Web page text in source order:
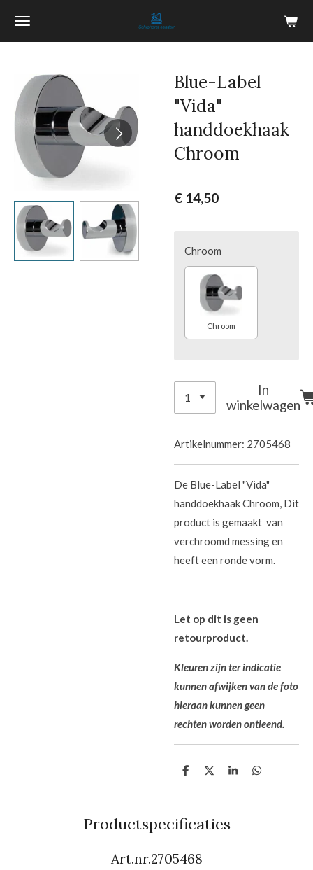
Ga
hoofdinhoud
Blue-Label
"Vida"
handdoekhaak
Chroom
€ 14,50
Chroom
Chroom
In
winkelwagen
Artikelnummer: 2705468
De Blue-Label "Vida"
handdoekhaak Chroom, Dit
product is gemaakt van
verchroomd messing en
heeft een ronde vorm.
Let op dit is geen
retourproduct.
Kleuren zijn ter indicatie
kunnen afwijken van de foto
hieraan kunnengeen
rechten worden ontleend.
D
n
D
S
D
Productspecificaties
Art.nr.2705468